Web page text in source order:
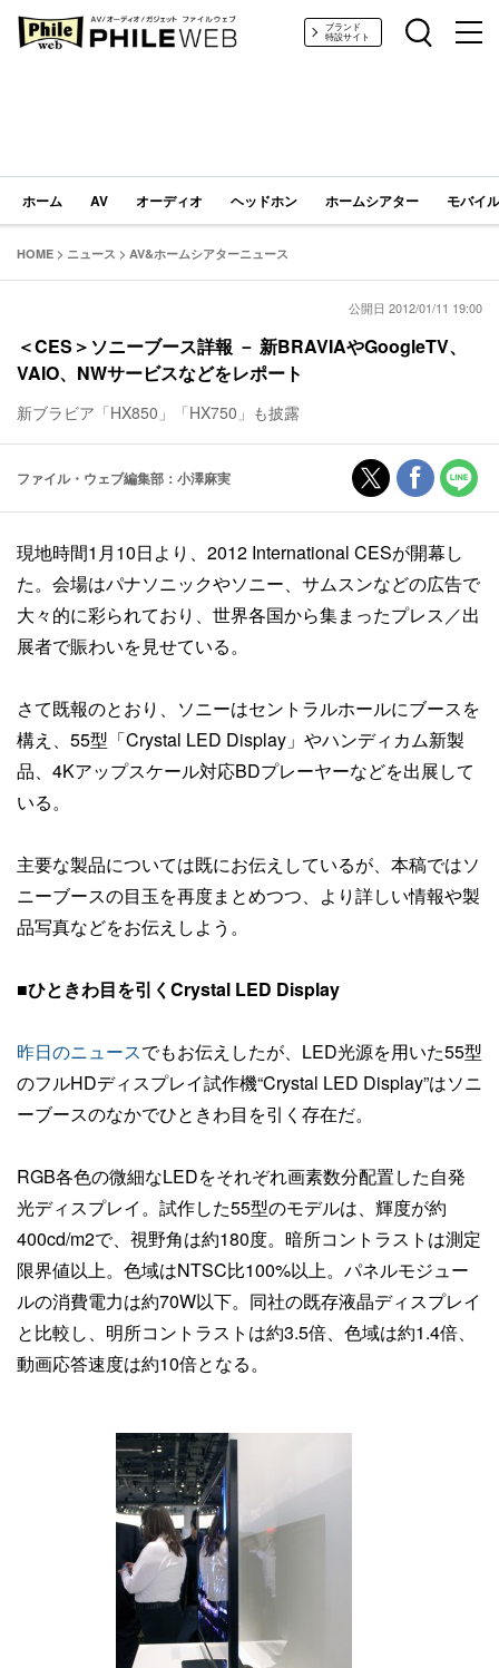
PHILE WEB｜AV/オーディオ/ガジェットブランド
特設サイト
ホーム AV オーディオ ヘッドホン ホームシアター モバイ
HOME > ニュース > AV&ホームシアターニュース
公開日 2012/01/11 19:00
＜CES＞ソニーブース詳報 － 新BRAVIAやGoogleTV、
VAIO、NWサービスなどをレポート
新ブラビア「HX850」「HX750」も披露
ファイル・ウェブ編集部：小澤麻実
現地時間1月10日より、2012 International CESが開幕し
た。会場はパナソニックやソニー、サムスンなどの広告で
大々的に彩られており、世界各国から集まったプレス／出
展者で賑わいを見せている。
さて既報のとおり、ソニーはセントラルホールにブースを
構え、55型「Crystal LED Display」やハンディカム新製
品、4Kアップスケール対応BDプレーヤーなどを出展して
いる。
主要な製品については既にお伝えしているが、本稿ではソ
ニーブースの目玉を再度まとめつつ、より詳しい情報や製
品写真などをお伝えしよう。
■ひときわ目を引くCrystal LED Display
昨日のニュースでもお伝えしたが、LED光源を用いた55型
のフルHDディスプレイ試作機“Crystal LED Display”はソニ
ーブースのなかでひときわ目を引く存在だ。
RGB各色の微細なLEDをそれぞれ画素数分配置した自発
光ディスプレイ。試作した55型のモデルは、輝度が約
400cd/m2で、視野角は約180度。暗所コントラストは測定
限界値以上。色域はNTSC比100%以上。パネルモジュー
ルの消費電力は約70W以下。同社の既存液晶ディスプレイ
と比較し、明所コントラストは約3.5倍、色域は約1.4倍、
動画応答速度は約10倍となる。